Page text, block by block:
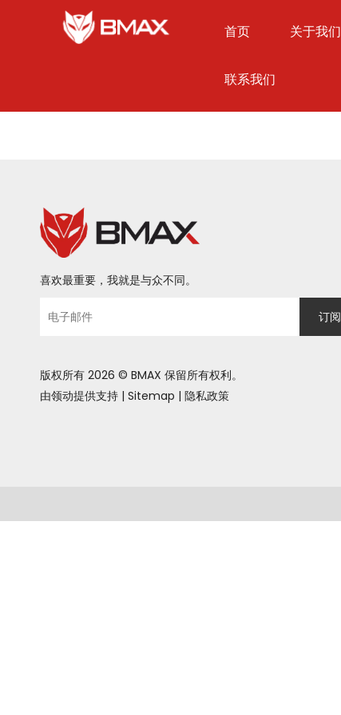
首页 关于我们
联系我们
喜欢最重要，我就是与众不同。
订阅
版权所有 2026 © BMAX 保留所有权利。
由领动提供支持 | Sitemap | 隐私政策